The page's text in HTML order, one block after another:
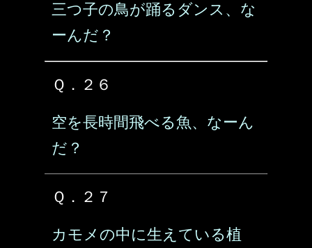
三つ子の鳥が踊るダンス、な
ーんだ？
Ｑ．２６
空を長時間飛べる魚、なーん
だ？
Ｑ．２７
カモメの中に生えている植